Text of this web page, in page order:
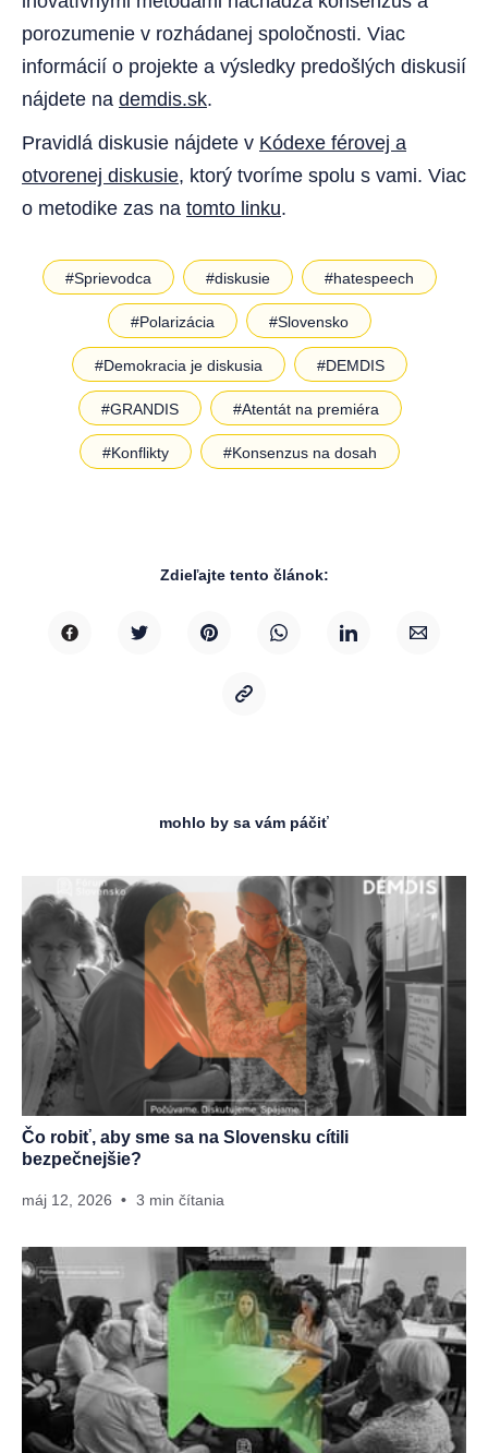
porozumenie v rozhádanej spoločnosti. Viac
informácií o projekte a výsledky predošlých diskusií
nájdete na demdis.sk.
Pravidlá diskusie nájdete v Kódexe férovej a
otvorenej diskusie, ktorý tvoríme spolu s vami. Viac
o metodike zas na tomto linku.
#Sprievodca #diskusie #hatespeech
#Polarizácia #Slovensko
#Demokracia je diskusia #DEMDIS
#GRANDIS #Atentát na premiéra
#Konflikty #Konsenzus na dosah
Zdieľajte tento článok:
mohlo by sa vám páčiť
Čo robiť, aby sme sa na Slovensku cítili
bezpečnejšie?
máj 12, 2026 3 min čítania